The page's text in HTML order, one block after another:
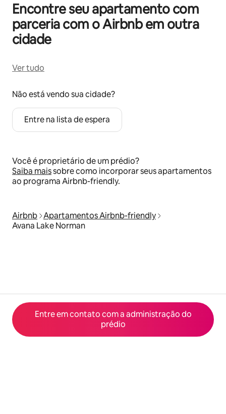
Entre em contato com a administração do
prédio
Encontre seu apartamento com
parceria com o Airbnb em outra
cidade
Ver tudo
Não está vendo sua cidade?
Entre na lista de espera
Você é proprietário de um prédio?
Saiba maissobre como incorporar seus apartamentos
ao programa Airbnb-friendly.
Airbnb Apartamentos Airbnb-friendly
Avana Lake Norman